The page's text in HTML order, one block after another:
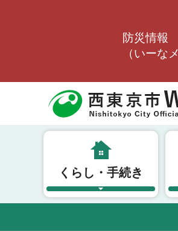
防災情報
（いーな
くらし・手続き